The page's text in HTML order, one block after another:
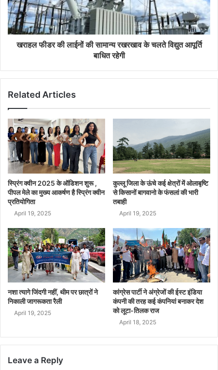
खराहल फीडर की लाईनों की सामान्य रखरखाव के चलते विद्युत आपूर्ति
बाधित रहेगी
Related Articles
स्प्रिंग क्वीन 2025 के ऑडिशन शुरू ,
पीपल मेले का मुख्य आकर्षण है स्प्रिंग क्वीन
प्रतियोगिता
April 19, 2025
कुल्लू जिला के ऊंचे कई क्षेत्रों में ओलाबृष्टि
से किसानों बागवानो के फंसलां की भारी
तबाही
April 19, 2025
नशा त्यागे जिंदगी नहीं, थीम पर छात्रों ने
निकाली जागरूकता रैली
April 19, 2025
कांग्रेस पार्टी ने अंग्रेजों की ईस्ट इंडिया
कंपनी की तरह कई कंपनियां बनाकर देश
को लूटा-तिलक राज
April 18, 2025
Leave a Reply